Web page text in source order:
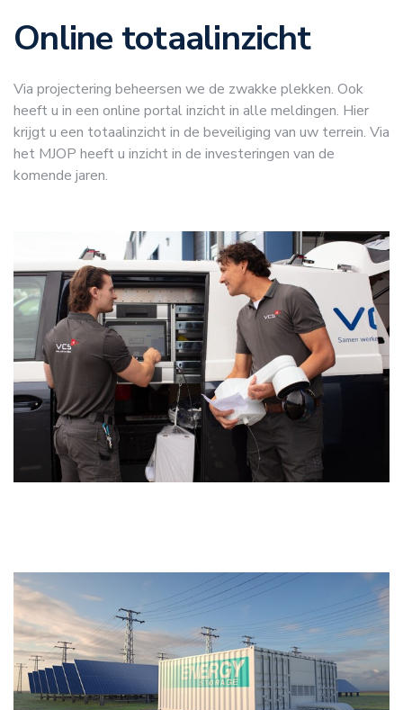
Online totaalinzicht
Via projectering beheersen we de zwakke plekken. Ook
heeft u in een online portal inzicht in alle meldingen. Hier
krijgt u een totaalinzicht in de beveiliging van uw terrein. Via
het MJOP heeft u inzicht in de investeringen van de
komende jaren.